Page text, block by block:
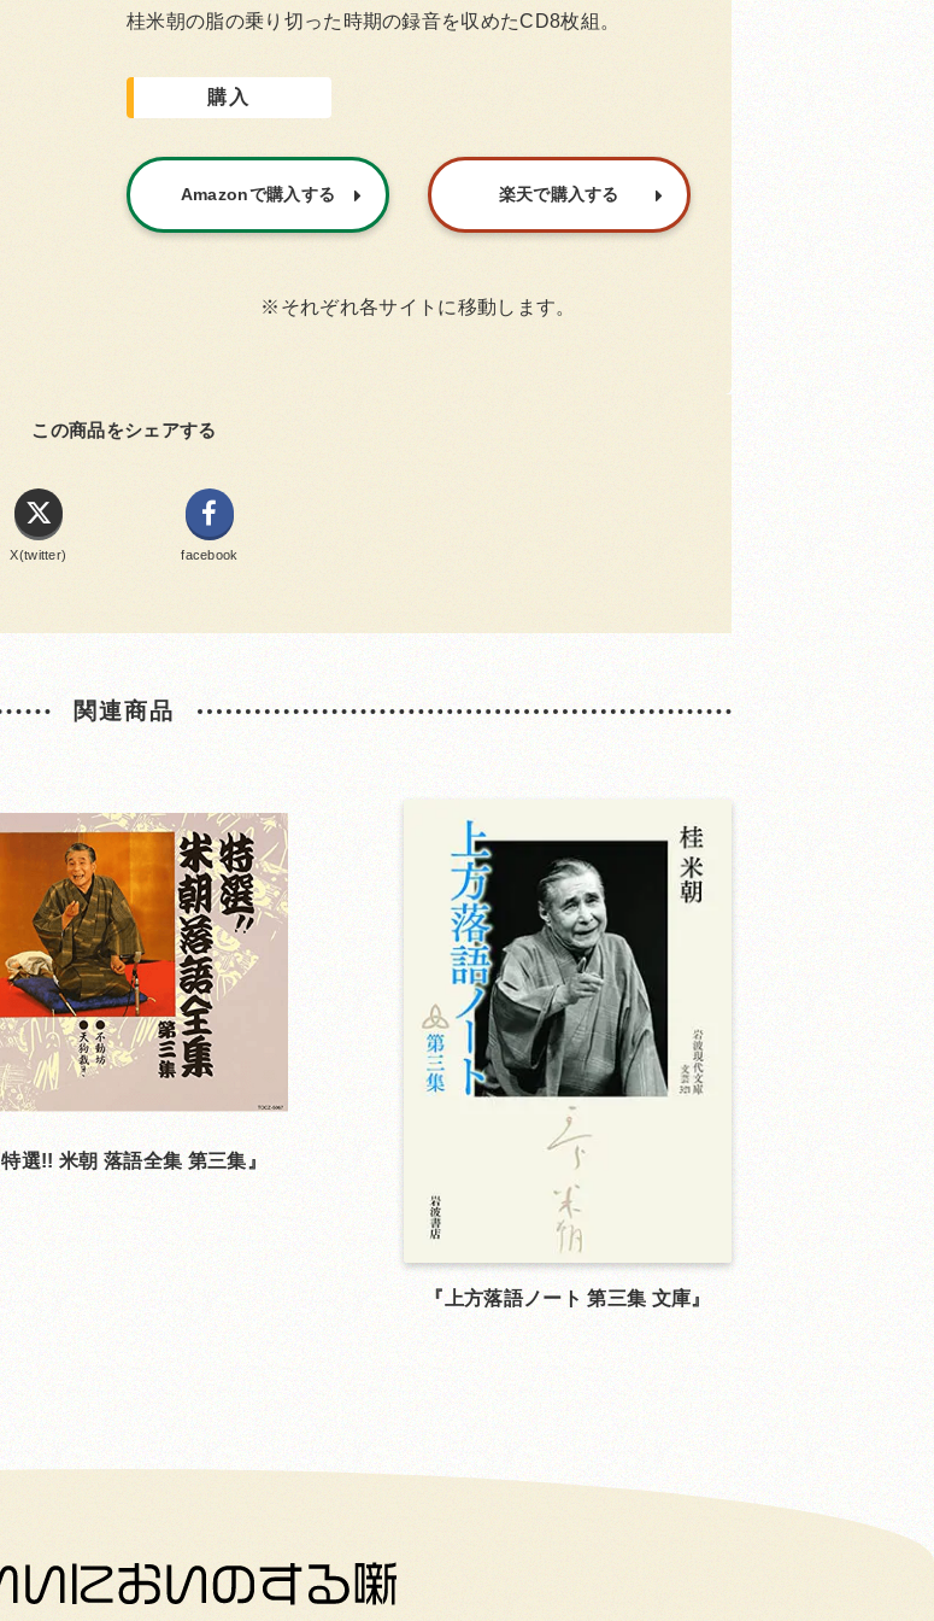
桂米朝の脂の乗り切った時期の録音を収めたCD8枚組。
購入
Amazonで購入する 楽天で購入する
※それぞれ各サイトに移動します。
この商品をシェアする
X(twitter) facebook
関連商品
特選!! 米朝 落語全集 第三集
上方落語ノート 第三集 文庫